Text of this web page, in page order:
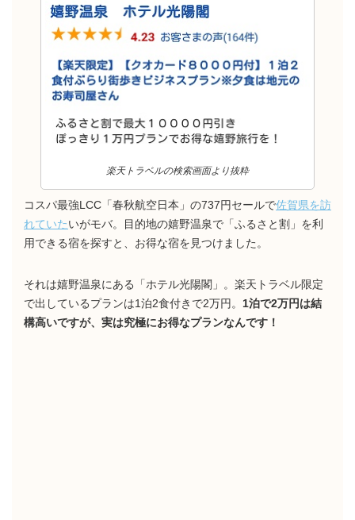
楽天トラベルの検索画面より抜粋
コスパ最強LCC「春秋航空日本」の737円セールで佐賀県を訪
れていたいがモバ。目的地の嬉野温泉で「ふるさと割」を利
用できる宿を探すと、お得な宿を見つけました。
それは嬉野温泉にある「ホテル光陽閣」。楽天トラベル限定
で出しているプランは1泊2食付きで2万円。 1泊で2万円は結
構高いですが、実は究極にお得なプランなんです！